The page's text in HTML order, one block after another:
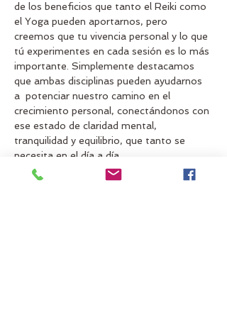
de los beneficios que tanto el Reiki como
el Yoga pueden aportarnos, pero
creemos que tu vivencia personal y lo que
tú experimentes en cada sesión es lo más
importante. Simplemente destacamos
que ambas disciplinas pueden ayudarnos
a  potenciar nuestro camino en el
crecimiento personal, conectándonos con
ese estado de claridad mental,
tranquilidad y equilibrio, que tanto se
necesita en el día a día,
autogestionándonos y comprendiendo